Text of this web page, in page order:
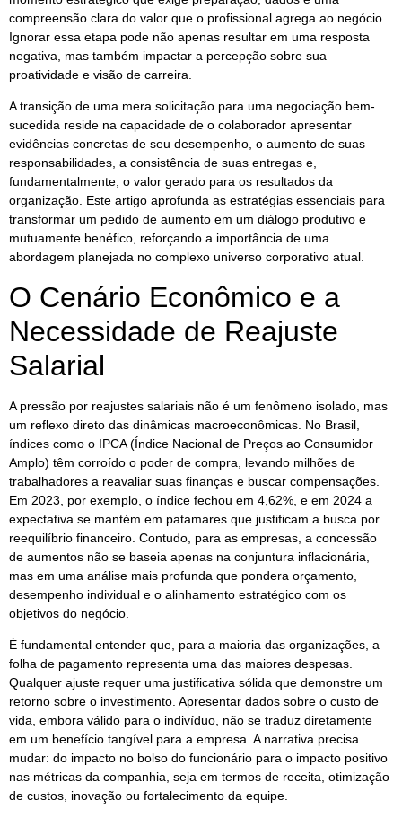
compreensão clara do valor que o profissional agrega ao negócio.
Ignorar essa etapa pode não apenas resultar em uma resposta
negativa, mas também impactar a percepção sobre sua
proatividade e visão de carreira.
A transição de uma mera solicitação para uma negociação bem-
sucedida reside na capacidade de o colaborador apresentar
evidências concretas de seu desempenho, o aumento de suas
responsabilidades, a consistência de suas entregas e,
fundamentalmente, o valor gerado para os resultados da
organização. Este artigo aprofunda as estratégias essenciais para
transformar um pedido de aumento em um diálogo produtivo e
mutuamente benéfico, reforçando a importância de uma
abordagem planejada no complexo universo corporativo atual.
O Cenário Econômico e a
Necessidade de Reajuste
Salarial
A pressão por reajustes salariais não é um fenômeno isolado, mas
um reflexo direto das dinâmicas macroeconômicas. No Brasil,
índices como o IPCA (Índice Nacional de Preços ao Consumidor
Amplo) têm corroído o poder de compra, levando milhões de
trabalhadores a reavaliar suas finanças e buscar compensações.
Em 2023, por exemplo, o índice fechou em 4,62%, e em 2024 a
expectativa se mantém em patamares que justificam a busca por
reequilíbrio financeiro. Contudo, para as empresas, a concessão
de aumentos não se baseia apenas na conjuntura inflacionária,
mas em uma análise mais profunda que pondera orçamento,
desempenho individual e o alinhamento estratégico com os
objetivos do negócio.
É fundamental entender que, para a maioria das organizações, a
folha de pagamento representa uma das maiores despesas.
Qualquer ajuste requer uma justificativa sólida que demonstre um
retorno sobre o investimento. Apresentar dados sobre o custo de
vida, embora válido para o indivíduo, não se traduz diretamente
em um benefício tangível para a empresa. A narrativa precisa
mudar: do impacto no bolso do funcionário para o impacto positivo
nas métricas da companhia, seja em termos de receita, otimização
de custos, inovação ou fortalecimento da equipe.